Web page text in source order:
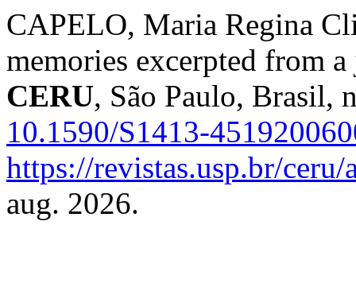
CAPELO, Maria Regina
memories excerpted from
CERU, São Paulo, Brasil,
10.1590/S1413-
https://revistas.usp.br/
aug. 2026.